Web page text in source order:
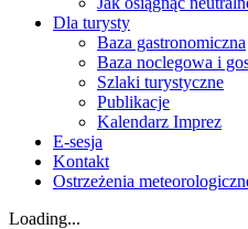
Dla turysty
Baza gastronomiczna
Baza noclegowa i
Szlaki turystyczne
Publikacje
Kalendarz Imprez
E-sesja
Kontakt
Ostrzeżenia
Loading...